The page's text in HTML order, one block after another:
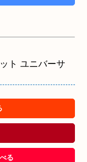
ト ユニバーサ
る